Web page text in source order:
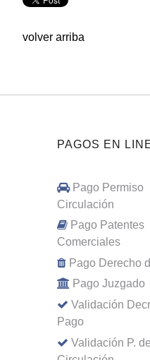
volver arriba
PAGOS EN
Pago Permiso
Circulación
Pago Patentes
Comerciales
Pago Derecho
Pago Juzgado
Validación
Pago
Validación P. de